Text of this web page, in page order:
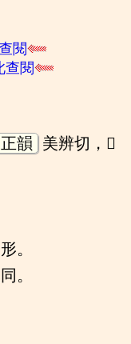
閱
查閱
正韻
美辨切，𡘋
。
。